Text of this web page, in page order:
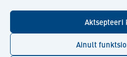
Aktsepteeri
Ainult
youtube